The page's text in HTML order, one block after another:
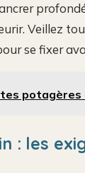
Veillez
se fixer
: les